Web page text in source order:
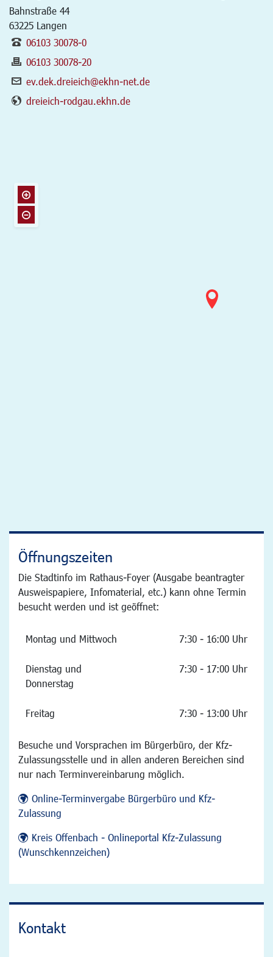
Bahnstraße 44
63225 Langen
06103 30078-0
06103 30078-20
ev.dek.dreieich@ekhn-net.de
dreieich-rodgau.ekhn.de
Öffnungszeiten
Die Stadtinfo im Rathaus-Foyer (Ausgabe beantragter
Ausweispapiere, Infomaterial, etc.) kann ohne Termin
besucht werden und ist geöffnet:
Montag und Mittwoch 7:30 - 16:00 Uhr
Dienstag und
Donnerstag
7:30 - 17:00 Uhr
Freitag 7:30 - 13:00 Uhr
Besuche und Vorsprachen im Bürgerbüro, der Kfz-
Zulassungsstelle und in allen anderen Bereichen sind
nur nach Terminvereinbarung möglich.
Online-Terminvergabe Bürgerbüro und Kfz-
Zulassung
Kreis Offenbach - Onlineportal Kfz-Zulassung
(Wunschkennzeichen)
Kontakt